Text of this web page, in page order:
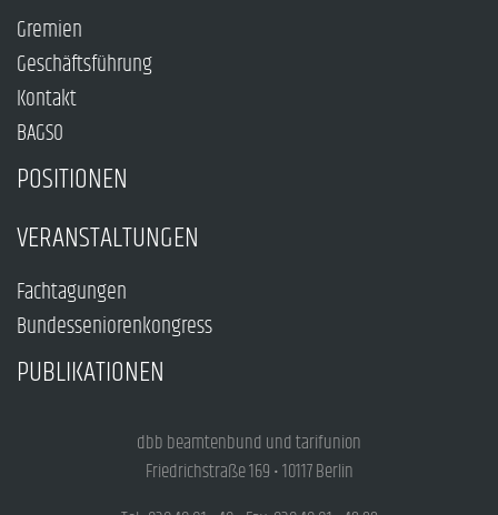
Gremien
Geschäftsführung
Kontakt
BAGSO
POSITIONEN
VERANSTALTUNGEN
Fachtagungen
Bundesseniorenkongress
PUBLIKATIONEN
dbb beamtenbund und tarifunion
Friedrichstraße 169 • 10117 Berlin